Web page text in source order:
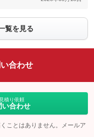
覧を見る
合わせ
積り依頼
い合わせ
ことはありません。メールア